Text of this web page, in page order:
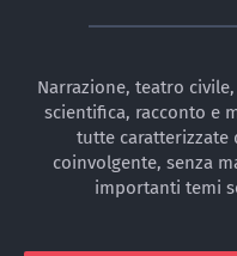
Narrazione, teatro
scientifica, racconto e
tutte caratterizzate
coinvolgente, senza
importanti temi